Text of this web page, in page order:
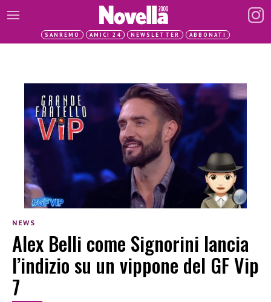
SANREMO AMICI 24 NEWSLETTER ABBONATI
NEWS
Alex Belli come Signorini lancia
l’indizio su un vippone del GF Vip
7